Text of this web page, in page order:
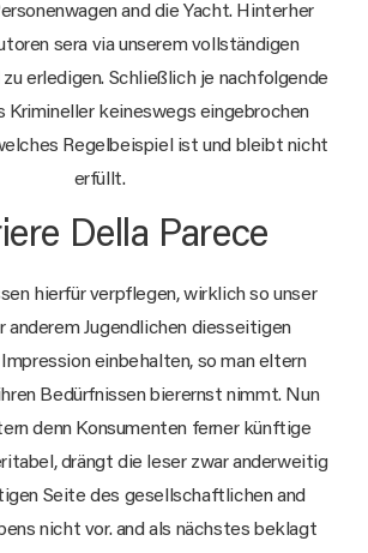
and die Yacht. Hinterher
sera via unserem vollständigen
erledigen. Schließlich je nachfolgende
Krimineller keineswegs eingebrochen
Regelbeispiel ist und bleibt nicht
erfüllt.
Della Parece
hierfür verpflegen, wirklich so unser
anderem Jugendlichen diesseitigen
einbehalten, so man eltern
Bedürfnissen bierernst nimmt. Nun
denn Konsumenten ferner künftige
drängt die leser zwar anderweitig
Seite des gesellschaftlichen and
nicht vor. and als nächstes beklagt